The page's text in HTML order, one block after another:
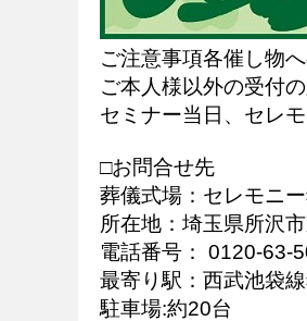
ご注意事項各催し物
ご本人様以外の受付
セミナー当日、セレ
□お問合せ先
葬儀式場：セレモニ
所在地：埼玉県所沢
電話番号： 0120-63-
最寄り駅：西武池袋
駐車場:約20台